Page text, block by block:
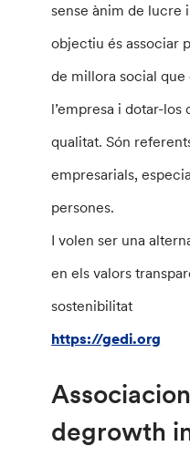
sense ànim de lucre
objectiu és associar
de millora social que
l’empresa i dotar-los
qualitat. Són
empresarials,
persones.
I volen ser una
en els valors
sostenibilitat
https://gedi.org
degrowth